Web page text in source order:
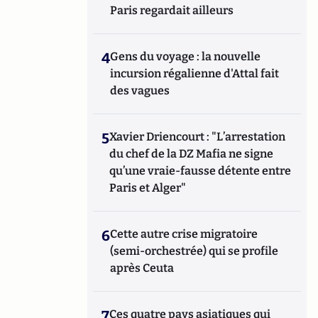
Paris regardait ailleurs
4Gens du voyage : la nouvelle
incursion régalienne d'Attal fait
des vagues
5Xavier Driencourt : "L’arrestation
du chef de la DZ Mafia ne signe
qu’une vraie-fausse détente entre
Paris et Alger"
6Cette autre crise migratoire
(semi-orchestrée) qui se profile
après Ceuta
Ces quatre pays asiatiques qui